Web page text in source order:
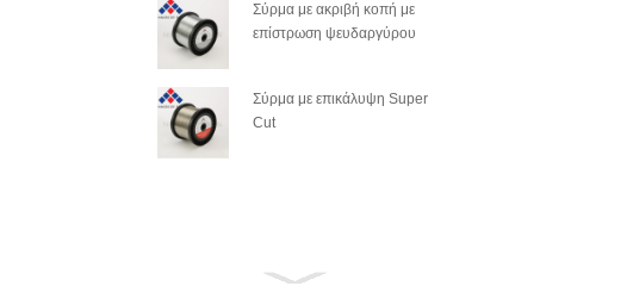
Σύρμα με ακριβή κοπή με
επίστρωση ψευδαργύρου
Σύρμα με επικάλυψη Super
Cut